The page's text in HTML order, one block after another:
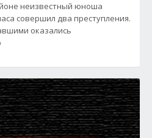
неизвестный юноша
совершил два преступления.
оказались